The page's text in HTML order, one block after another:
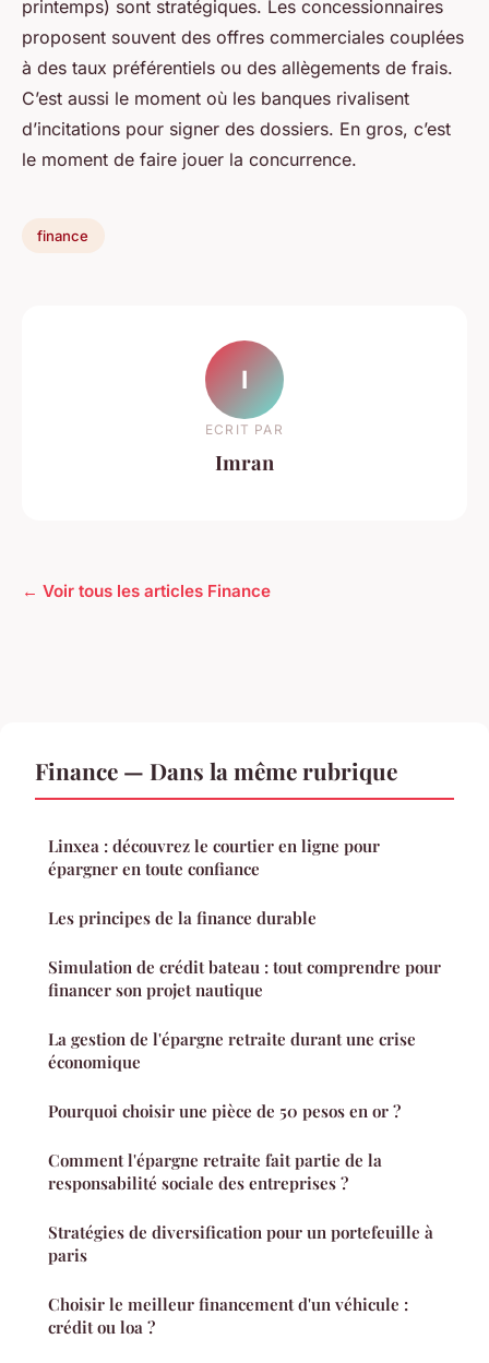
printemps) sont stratégiques. Les concessionnaires
proposent souvent des offres commerciales couplées
à des taux préférentiels ou des allègements de frais.
C’est aussi le moment où les banques rivalisent
d’incitations pour signer des dossiers. En gros, c’est
le moment de faire jouer la concurrence.
finance
I
ECRIT PAR
Imran
← Voir tous les articles Finance
Finance — Dans la même rubrique
Linxea : découvrez le courtier en ligne pour
épargner en toute confiance
Les principes de la finance durable
Simulation de crédit bateau : tout comprendre pour
financer son projet nautique
La gestion de l'épargne retraite durant une crise
économique
Pourquoi choisir une pièce de 50 pesos en or ?
Comment l'épargne retraite fait partie de la
responsabilité sociale des entreprises ?
Stratégies de diversification pour un portefeuille à
paris
Choisir le meilleur financement d'un véhicule :
crédit ou loa ?